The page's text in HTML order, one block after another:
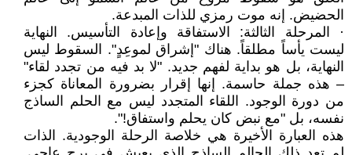
الحضيض. إنه موت رمزي للذات المبدعة.
· المرحلة الثالثة: الاستفاقة وإعادة التأسيس. النهاية
ليست يأساً مطلقاً. هناك "إشراق لموعِدٍ". السقوط ليس
النهاية، بل هو بداية لفهم جديد. "لا بد فيه من تجدد لقاء"
– هذه جملة حاسمة. إنها إقرار بضرورة المعاناة كجزء
من دورة الوجود. اللقاء المتجدد ليس مع الحلم الساذج
نفسه، بل "مع نبض كان يحلم واستفاق!".
هذه العبارة الأخيرة هي خلاصة الرحلة الوجودية. الذات